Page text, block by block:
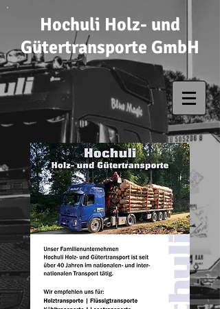
Hochuli Holz- und
Gütertransporte GmbH